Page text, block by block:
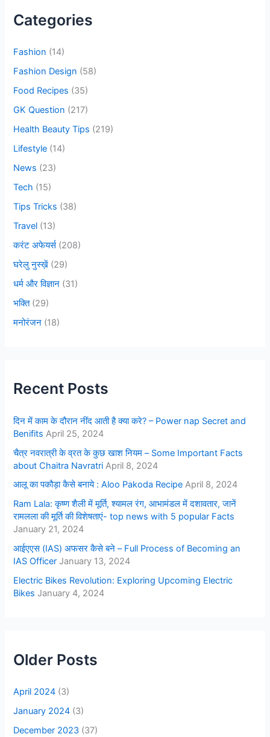
h
:
Categories
Fashion (14)
Fashion Design (58)
Food Recipes (35)
GK Question (217)
Health Beauty Tips (219)
Lifestyle (14)
News (23)
Tech (15)
Tips Tricks (38)
Travel (13)
करंट अफेयर्स(208)
घरेलु नुस्ख़ें (29)
धर्म और विज्ञान (31)
भक्ति(29)
मनोरंजन (18)
Recent Posts
दिन में काम के दौरान नींद आती है क्या करे? – Power nap Secret and
Benifits April 25, 2024
चैत्र नवरात्री के व्रत के कुछ खाश नियम – Some Important Facts
about Chaitra Navratri April 8, 2024
आलू का पकौड़ा कैसे बनाये : Aloo Pakoda Recipe April 8, 2024
Ram Lala: कृष्ण शैली में मूर्ति, श्यामल रंग, आभामंडल में दशावतार, जानें
रामलला की मूर्ति की विशेषताएं- top news with 5 popular Facts
January 21, 2024
आईएएस (IAS) अफसर कैसे बने – Full Process of Becoming an
IAS Officer January 13, 2024
Electric Bikes Revolution: Exploring Upcoming Electric
Bikes January 4, 2024
Older Posts
April 2024 (3)
January 2024 (3)
December 2023 (37)